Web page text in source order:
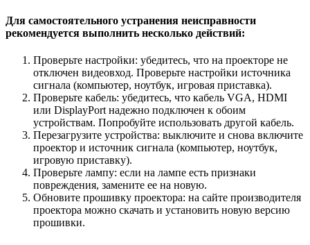
Для самостоятельного устранения неисправности
рекомендуется выполнить несколько действий:
Проверьте настройки: убедитесь, что на проекторе не
отключен видеовход. Проверьте настройки источника
сигнала (компьютер, ноутбук, игровая приставка).
Проверьте кабель: убедитесь, что кабель VGA, HDMI
или DisplayPort надежно подключен к обоим
устройствам. Попробуйте использовать другой кабель.
Перезагрузите устройства: выключите и снова включите
проектор и источник сигнала (компьютер, ноутбук,
игровую приставку).
Проверьте лампу: если на лампе есть признаки
повреждения, замените ее на новую.
Обновите прошивку проектора: на сайте производителя
проектора можно скачать и установить новую версию
прошивки.